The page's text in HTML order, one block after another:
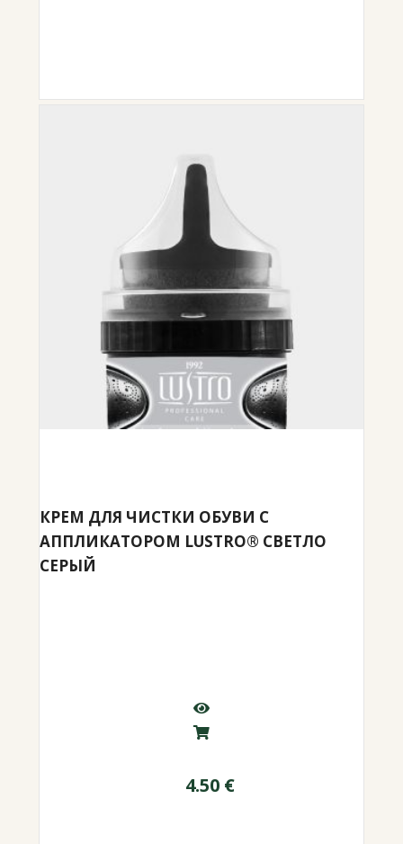
КРЕМ ДЛЯ ЧИСТКИ ОБУВИ С
АППЛИКАТОРОМ LUSTRO® СВЕТЛО
СЕРЫЙ
4.50 €